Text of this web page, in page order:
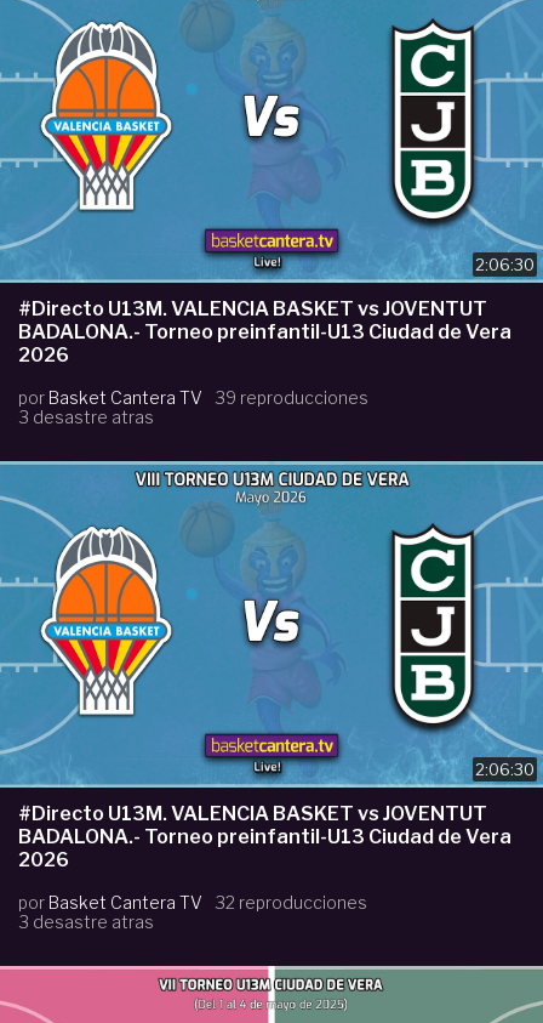
2:06:30
#Directo U13M. VALENCIA BASKET vs JOVENTUT
BADALONA.- Torneo preinfantil-U13 Ciudad de Vera
2026
por Basket Cantera TV
39 reproducciones
3 desastre atras
2:06:30
#Directo U13M. VALENCIA BASKET vs JOVENTUT
BADALONA.- Torneo preinfantil-U13 Ciudad de Vera
2026
por Basket Cantera TV
32 reproducciones
3 desastre atras